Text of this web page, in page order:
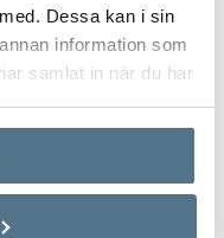
Dessa kan i sin
information som
samlat in när du har